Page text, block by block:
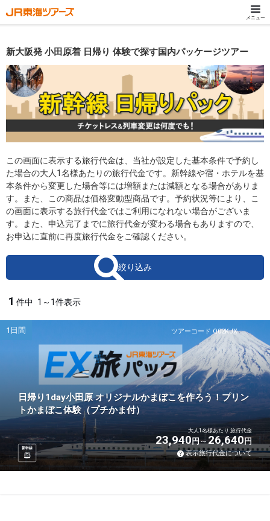
メニュー
新大阪発 小田原着 日帰り 体験で探す国内パッケージツアー
この画面に表示する旅行代金は、当社が設定した基本条件で予約し
た場合の大人1名様あたりの旅行代金です。新幹線や宿・ホテルを基
本条件から変更した場合等には増額または減額となる場合がありま
す。また、この商品は価格変動型商品です。予約状況等により、こ
の画面に表示する旅行代金ではご利用になれない場合がございま
す。また、申込完了までに旅行代金が変わる場合もありますので、
お申込に直前に再度旅行代金をご確認ください。
絞り込み
1 件中 1～1件表示
ツアーコード Q02KJX
1日間
日帰り1day小田原 オリジナルかまぼこを作ろう！プリン
トかまぼこ体験（プチかま付）
新幹線
大人1名様あたり 旅行代金
23,940円 26,640円
表示旅行代金について